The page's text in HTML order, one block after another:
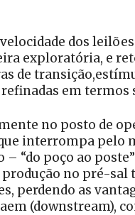
dos
exploratória, e
de
em
no posto de
interrompa pelo
poço ao poste”
produção no pré-
perdendo as
(downstream),